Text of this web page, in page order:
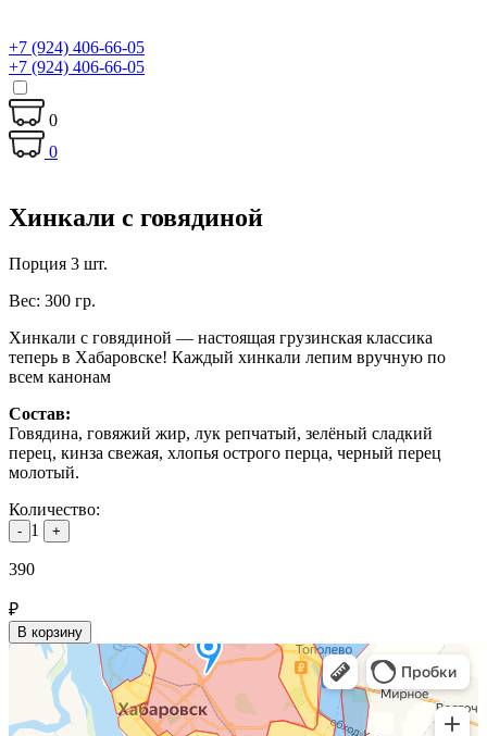
+7 (924) 406-66-05
+7 (924) 406-66-05
0
0
Хинкали с говядиной
Порция 3 шт.
Вес: 300 гр.
Хинкали с говядиной — настоящая грузинская классика
теперь в Хабаровске! Каждый хинкали лепим вручную по
всем канонам
Состав:
Говядина, говяжий жир, лук репчатый, зелёный сладкий
перец, кинза свежая, хлопья острого перца, черный перец
молотый.
Количество:
- 1 +
390
₽
В корзину